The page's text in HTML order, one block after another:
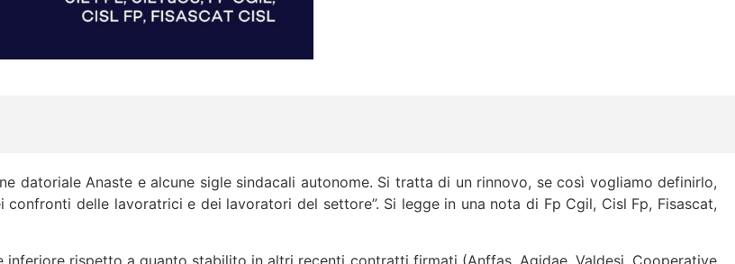
datoriale Anaste e alcune sigle sindacali autonome. Si tratta di un rinnovo, se così vogliamo definirlo,
delle lavoratrici e dei lavoratori del settore”. Si legge in una nota di Fp Cgil, Cisl Fp, Fisascat,
rispetto a quanto stabilito in altri recenti contratti firmati (Anffas, Agidae, Valdesi, Cooperative